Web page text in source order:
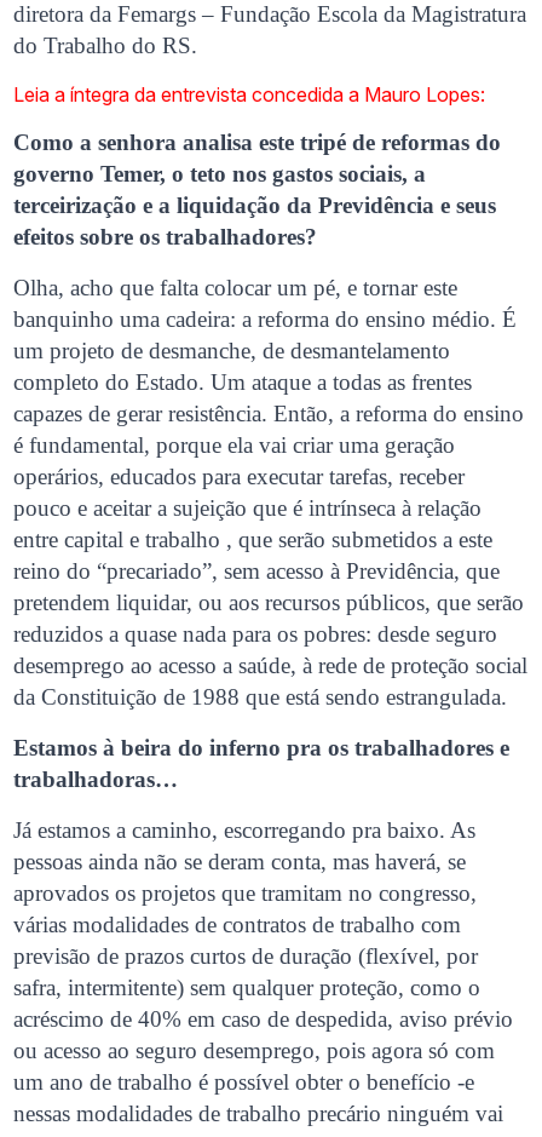
diretora da Femargs – Fundação Escola da Magistratura
do Trabalho do RS.
Leia a íntegra da entrevista concedida a Mauro Lopes:
Como a senhora analisa este tripé de reformas do
governo Temer, o teto nos gastos sociais, a
terceirização e a liquidação da Previdência e seus
efeitos sobre os trabalhadores?
Olha, acho que falta colocar um pé, e tornar este
banquinho uma cadeira: a reforma do ensino médio. É
um projeto de desmanche, de desmantelamento
completo do Estado. Um ataque a todas as frentes
capazes de gerar resistência. Então, a reforma do ensino
é fundamental, porque ela vai criar uma geração
operários, educados para executar tarefas, receber
pouco e aceitar a sujeição que é intrínseca à relação
entre capital e trabalho , que serão submetidos a este
reino do “precariado”, sem acesso à Previdência, que
pretendem liquidar, ou aos recursos públicos, que serão
reduzidos a quase nada para os pobres: desde seguro
desemprego ao acesso a saúde, à rede de proteção social
da Constituição de 1988 que está sendo estrangulada.
Estamos à beira do inferno pra os trabalhadores e
trabalhadoras…
Já estamos a caminho, escorregando pra baixo. As
pessoas ainda não se deram conta, mas haverá, se
aprovados os projetos que tramitam no congresso,
várias modalidades de contratos de trabalho com
previsão de prazos curtos de duração (flexível, por
safra, intermitente) sem qualquer proteção, como o
acréscimo de 40% em caso de despedida, aviso prévio
ou acesso ao seguro desemprego, pois agora só com
um ano de trabalho é possível obter o benefício -e
nessas modalidades de trabalho precário ninguém vai